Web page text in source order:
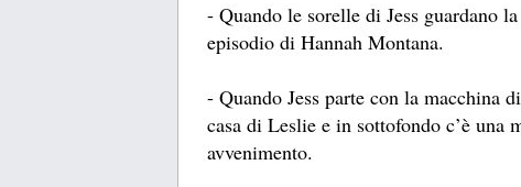
- Quando le sorelle di Jess guardano
episodio di Hannah Montana.
- Quando Jess parte con la macchina
casa di Leslie e in sottofondo c’è una
avvenimento.